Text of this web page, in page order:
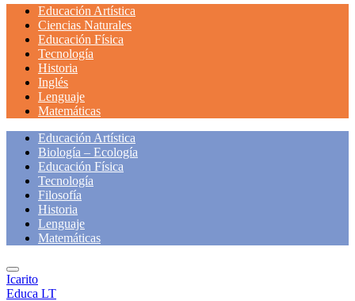
Educación Artística
Ciencias Naturales
Educación Física
Tecnología
Historia
Inglés
Lenguaje
Matemáticas
Educación Artística
Biología – Ecología
Educación Física
Tecnología
Filosofía
Historia
Lenguaje
Matemáticas
Icarito
Educa LT